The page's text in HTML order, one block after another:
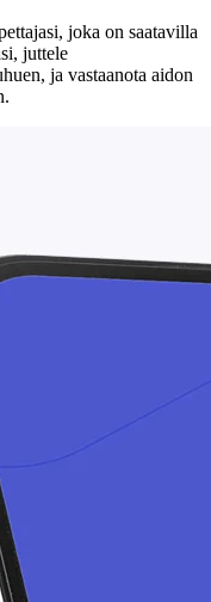
joka on saatavilla
juttele
ja vastaanota aidon